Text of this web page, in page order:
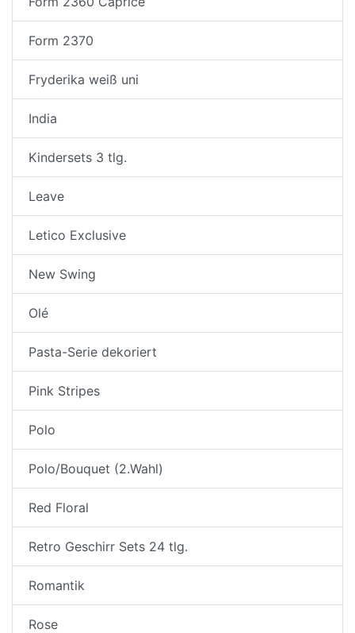
Form 2370
Fryderika weiß uni
India
Kindersets 3 tlg.
Leave
Letico Exclusive
New Swing
Olé
Pasta-Serie dekoriert
Pink Stripes
Polo
Polo/Bouquet (2.Wahl)
Red Floral
Retro Geschirr Sets 24 tlg.
Romantik
Rose